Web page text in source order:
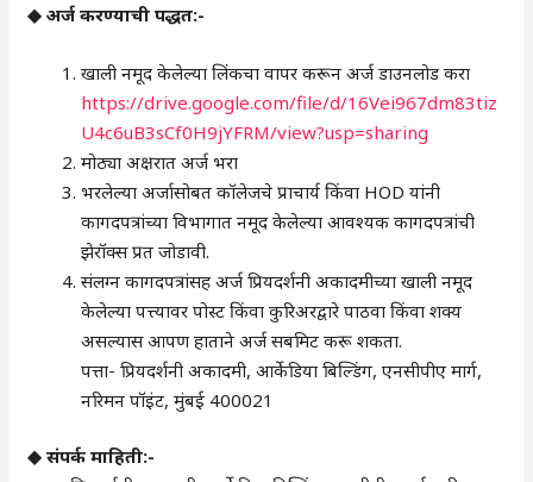
◆ अर्ज करण्याची पद्धत:-
खाली नमूद केलेल्या लिंकचा वापर करून अर्ज डाउनलोड करा
https://drive.google.com/file/d/16Vei967dm83tiz
U4c6uB3sCf0H9jYFRM/view?usp=sharing
मोठ्या अक्षरात अर्ज भरा
भरलेल्या अर्जासोबत कॉलेजचे प्राचार्य किंवा HOD यांनी
कागदपत्रांच्या विभागात नमूद केलेल्या आवश्यक कागदपत्रांची
झेरॉक्स प्रत जोडावी.
संलग्न कागदपत्रांसह अर्ज प्रियदर्शनी अकादमीच्या खाली नमूद
केलेल्या पत्त्यावर पोस्ट किंवा कुरिअरद्वारे पाठवा किंवा शक्य
असल्यास आपण हाताने अर्ज सबमिट करू शकता.
पत्ता- प्रियदर्शनी अकादमी, आर्केडिया बिल्डिंग, एनसीपीए मार्ग,
नरिमन पॉइंट, मुंबई 400021
◆ संपर्क माहिती:-